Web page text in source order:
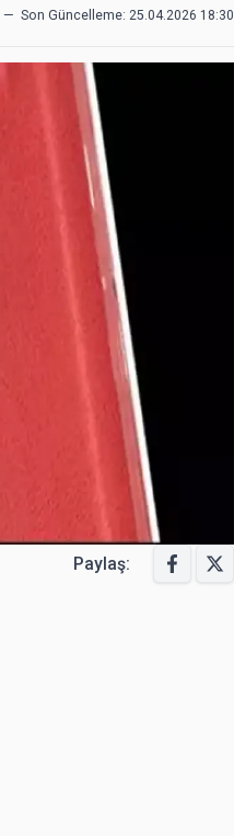
— Son Güncelleme: 25.04.2026 18:30
Paylaş: